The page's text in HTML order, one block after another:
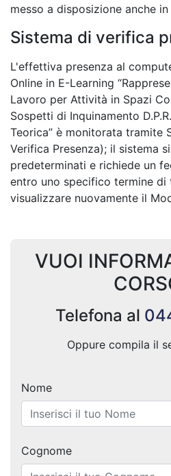
messo a disposizione anche in
Sistema di verifica
L'effettiva presenza al
Online in E-Learning
Lavoro per Attività in Spazi
Sospetti di Inquinamento D.P.R.
Teorica” è monitorata tramite
Verifica Presenza); il sistema
predeterminati e richiede un
entro uno specifico termine di
visualizzare nuovamente il
VUOI
Telefona al
Oppure compila il
Nome
Cognome